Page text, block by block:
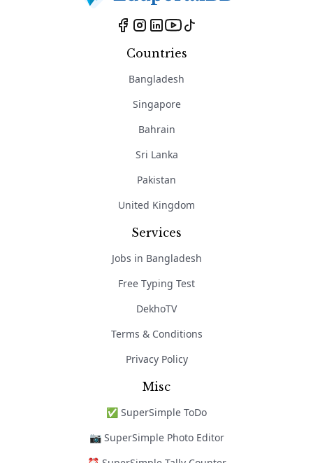
Countries
Bangladesh
Singapore
Bahrain
Sri Lanka
Pakistan
United Kingdom
Services
Jobs in Bangladesh
Free Typing Test
DekhoTV
Terms & Conditions
Privacy Policy
Misc
✅ SuperSimple ToDo
📷 SuperSimple Photo Editor